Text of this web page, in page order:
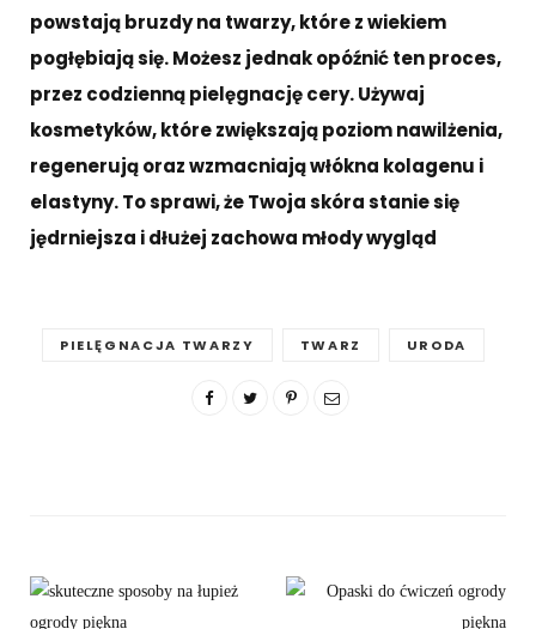
powstają bruzdy na twarzy, które z wiekiem
pogłębiają się. Możesz jednak opóźnić ten proces,
przez codzienną pielęgnację cery. Używaj
kosmetyków, które zwiększają poziom nawilżenia,
regenerują oraz wzmacniają włókna kolagenu i
elastyny. To sprawi, że Twoja skóra stanie się
jędrniejsza i dłużej zachowa młody wygląd
PIELĘGNACJA TWARZY TWARZ URODA